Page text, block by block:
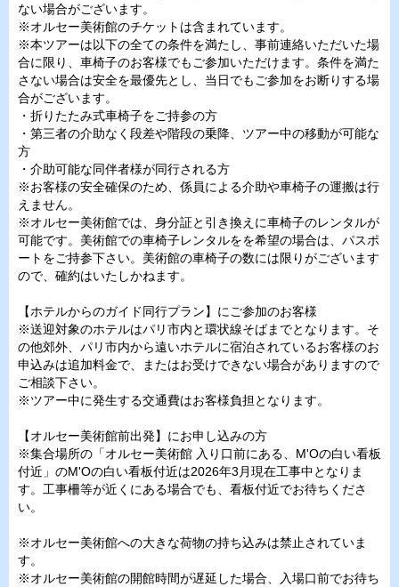
ない場合がございます。
※オルセー美術館のチケットは含まれています。
※本ツアーは以下の全ての条件を満たし、事前連絡いただいた場
合に限り、車椅子のお客様でもご参加いただけます。条件を満た
さない場合は安全を最優先とし、当日でもご参加をお断りする場
合がございます。
・折りたたみ式車椅子をご持参の方
・第三者の介助なく段差や階段の乗降、ツアー中の移動が可能な
方
・介助可能な同伴者様が同行される方
※お客様の安全確保のため、係員による介助や車椅子の運搬は行
えません。
※オルセー美術館では、身分証と引き換えに車椅子のレンタルが
可能です。美術館での車椅子レンタルをを希望の場合は、パスポ
ートをご持参下さい。美術館の車椅子の数には限りがございます
ので、確約はいたしかねます。
【ホテルからのガイド同行プラン】にご参加のお客様
※送迎対象のホテルはパリ市内と環状線そばまでとなります。そ
の他郊外、パリ市内から遠いホテルに宿泊されているお客様のお
申込みは追加料金で、またはお受けできない場合がありますので
ご相談下さい。
※ツアー中に発生する交通費はお客様負担となります。
【オルセー美術館前出発】にお申し込みの方
※集合場所の「オルセー美術館 入り口前にある、M'Oの白い看板
付近」のM'Oの白い看板付近は2026年3月現在工事中となりま
す。工事柵等が近くにある場合でも、看板付近でお待ちくださ
い。
※オルセー美術館への大きな荷物の持ち込みは禁止されていま
す。
※オルセー美術館の開館時間が遅延した場合、入場口前でお待ち